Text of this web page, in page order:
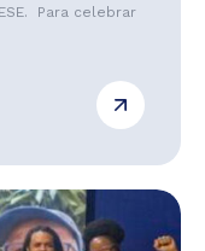
Para celebrar